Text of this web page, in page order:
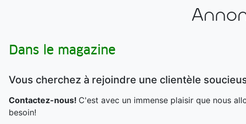
Dans le magazine
Vous cherchez à rejoindre une clientèle
Contactez-nous! C'est avec un immense plaisir que nous
besoin!